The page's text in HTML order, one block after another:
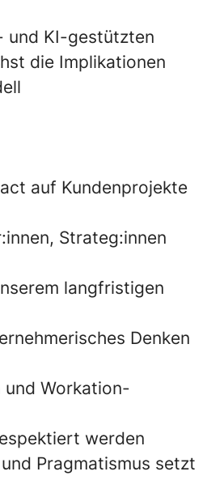
und KI-gestützten
die Implikationen
auf Kundenprojekte
Strateg:innen
langfristigen
Denken
und Workation-
werden
Pragmatismus setzt